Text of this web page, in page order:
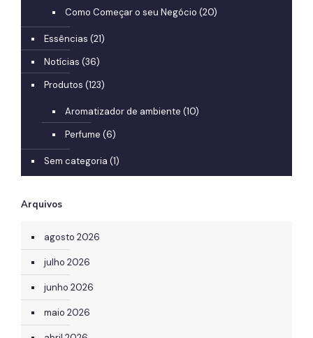
Como Começar o seu Negócio (20)
Essências (21)
Notícias (36)
Produtos (123)
Aromatizador de ambiente (10)
Perfume (6)
Sem categoria (1)
Arquivos
agosto 2026
julho 2026
junho 2026
maio 2026